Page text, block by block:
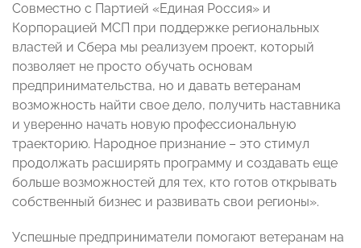
Совместно с Партией «Единая Россия» и
Корпорацией МСП при поддержке региональных
властей и Сбера мы реализуем проект, который
позволяет не просто обучать основам
предпринимательства, но и давать ветеранам
возможность найти свое дело, получить наставника
и уверенно начать новую профессиональную
траекторию. Народное признание – это стимул
продолжать расширять программу и создавать еще
больше возможностей для тех, кто готов открывать
собственный бизнес и развивать свои регионы».
Успешные предприниматели помогают ветеранам на